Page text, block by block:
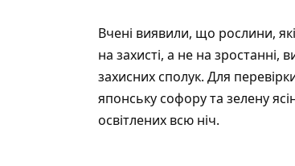
Вчені виявили, що рослини,
на захисті, а не на зростанні,
захисних сполук. Для
японську софору та зелену
освітлених всю ніч.